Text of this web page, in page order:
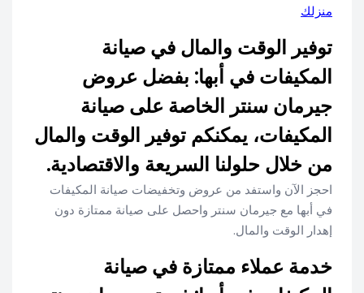
منزلك
توفير الوقت والمال في صيانة
المكيفات في أبها: بفضل عروض
جيرمان سنتر الخاصة على صيانة
المكيفات، يمكنكم توفير الوقت والمال
من خلال حلولنا السريعة والاقتصادية.
احجز الآن واستفد من عروض وتخفيضات صيانة المكيفات
في أبها مع جيرمان سنتر واحصل على صيانة ممتازة دون
إهدار الوقت والمال.
خدمة عملاء ممتازة في صيانة